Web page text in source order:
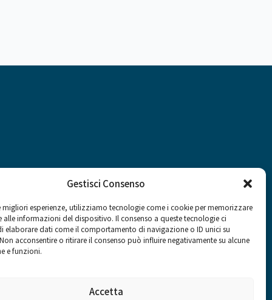
Gestisci Consenso
migliori esperienze, utilizziamo tecnologie come i cookie per memorizzare
alle informazioni del dispositivo. Il consenso a queste tecnologie ci
elaborare dati come il comportamento di navigazione o ID unici su
acconsentire o ritirare il consenso può influire negativamente su alcune
e funzioni.
Accetta
Social